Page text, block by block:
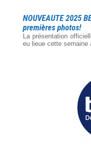
NOUVEAUTE 2025
premières photos!
La présentation
eu lieue cette semaine